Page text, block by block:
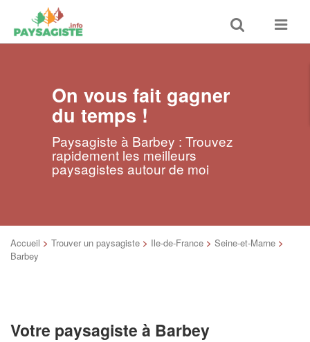
Toggle
search
Toggle
On vous fait gagner
du temps !
Paysagiste à Barbey : Trouvez
rapidement les meilleurs
paysagistes autour de moi
Accueil > Trouver un paysagiste > Ile-de-France > Seine-et-Marne >
Barbey
Votre paysagiste à Barbey